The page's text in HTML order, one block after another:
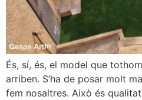
És, sí, és, el model que
arriben. S’ha de posar molt
fem nosaltres. Això és